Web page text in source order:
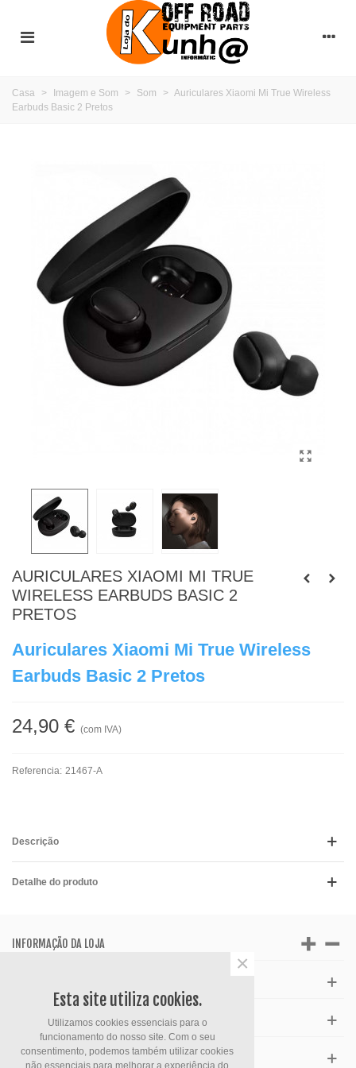
Casa > Imagem e Som > Som > Auriculares Xiaomi Mi True Wireless
Earbuds Basic 2 Pretos
AURICULARES XIAOMI MI TRUE
WIRELESS EARBUDS BASIC 2
PRETOS
Auriculares Xiaomi Mi True Wireless
Earbuds Basic 2 Pretos
24,90 € (com IVA)
Referencia: 21467-A
Descrição
Detalhe do produto
INFORMAÇÃO DA LOJA
HORÁRIO
FACEBOOK
Esta site utiliza cookies.
Utilizamos cookies essenciais para o
funcionamento do nosso site. Com o seu
consentimento, podemos também utilizar cookies
não essenciais para melhorar a experiência do
×